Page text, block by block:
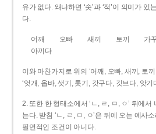
유가 없다. 왜냐하면 ‘솟’과 ‘적’이 의미가 있
다.
어깨 오빠 새끼 토끼 가
아끼다
이와 마찬가지로 위의 ‘어깨, 오빠, 새끼, 토
‘엇개, 옵바, 샛기, 톳기, 갓구다, 깃브다, 앗기
2. 또한 한 형태소에서 ‘ㄴ, ㄹ, ㅁ, ㅇ’ 뒤에
는다. 받침 ‘ㄴ, ㄹ, ㅁ, ㅇ’은 뒤에 오는 예사
필연적인 조건이 아니다.